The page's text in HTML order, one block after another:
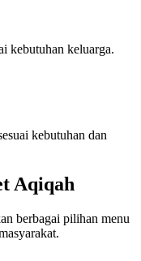
kebutuhan keluarga.
kebutuhan dan
Aqiqah
berbagai pilihan menu